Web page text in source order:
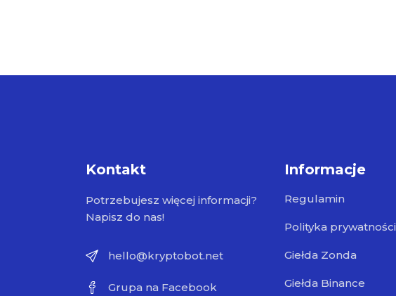
Kontakt
Potrzebujesz więcej informacji?
Napisz do nas!
hello@kryptobot.net
Grupa na Facebook
Informacje
Regulamin
Polityka prywatności
Giełda Zonda
Giełda Binance